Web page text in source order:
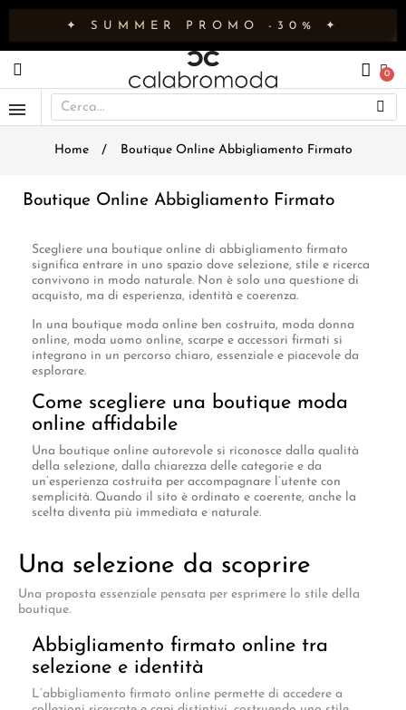
✦ SUMMER PROMO -30% ✦
Home Boutique Online Abbigliamento Firmato
Boutique Online Abbigliamento Firmato
Scegliere una boutique online di abbigliamento firmato
significa entrare in uno spazio dove selezione, stile e ricerca
convivono in modo naturale. Non è solo una questione di
acquisto, ma di esperienza, identità e coerenza.
In una boutique moda online ben costruita, moda donna
online, moda uomo online, scarpe e accessori firmati si
integrano in un percorso chiaro, essenziale e piacevole da
esplorare.
Come scegliere una boutique moda
online affidabile
Una boutique online autorevole si riconosce dalla qualità
della selezione, dalla chiarezza delle categorie e da
un’esperienza costruita per accompagnare l’utente con
semplicità. Quando il sito è ordinato e coerente, anche la
scelta diventa più immediata e naturale.
Una selezione da scoprire
Una proposta essenziale pensata per esprimere lo stile della
boutique.
Abbigliamento firmato online tra
selezione e identità
L’abbigliamento firmato online permette di accedere a